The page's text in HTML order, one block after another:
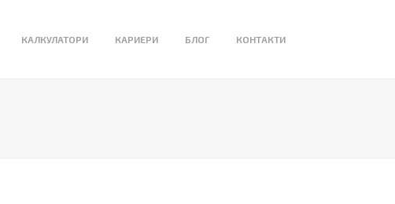
КАЛКУЛАТОРИ КАРИЕРИ БЛОГ КОНТАКТИ